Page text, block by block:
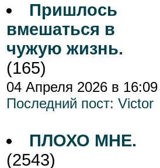
Пришлось
вмешаться в
чужую жизнь.
(165)
04 Апреля 2026 в 16:09
Последний пост: Victor
ПЛОХО МНЕ.
(2543)